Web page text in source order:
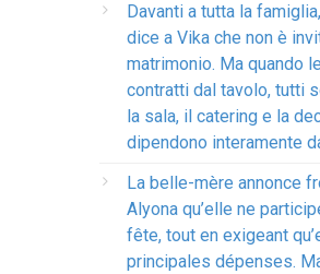
Davanti a tutta la
dice a Vika che non è
matrimonio. Ma quando
contratti dal tavolo, tutti
la sala, il catering e la
dipendono interamente
La belle-mère annonce
Alyona qu’elle ne
fête, tout en exigeant
principales dépenses.